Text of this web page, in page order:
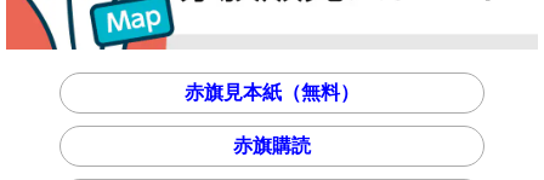
赤旗見本紙（無料）
赤旗購読